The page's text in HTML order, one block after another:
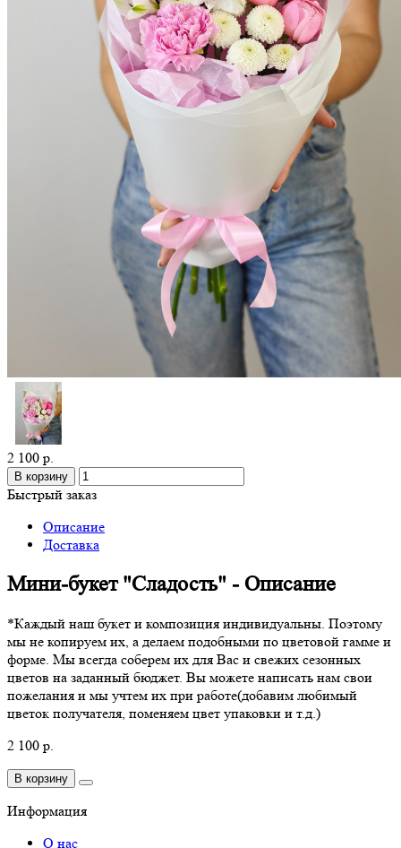
2 100 р.
В корзину
Быстрый заказ
Описание
Доставка
Мини-букет "Сладость" - Описание
*Каждый наш букет и композиция индивидуальны. Поэтому
мы не копируем их, а делаем подобными по цветовой гамме и
форме. Мы всегда соберем их для Вас и свежих сезонных
цветов на заданный бюджет. Вы можете написать нам свои
пожелания и мы учтем их при работе(добавим любимый
цветок получателя, поменяем цвет упаковки и т.д.)
2 100 р.
В корзину
Информация
О нас